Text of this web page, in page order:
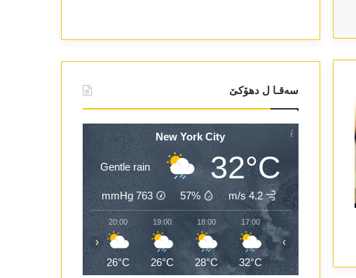
سەقـا ل دھۆکێ
New York City
32°C
Gentle rain
4.2 m/s
57%
763
mmHg
17:00
32°C
18:00
28°C
19:00
26°C
20:00
26°C
26°C
‹ ›